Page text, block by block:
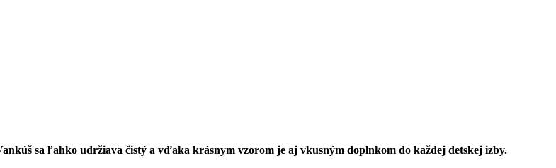
sa ľahko udržiava čistý a vďaka krásnym vzorom je aj vkusným doplnkom do každej detskej izby.